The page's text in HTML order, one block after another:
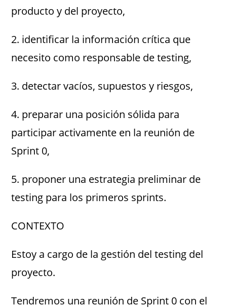
producto y del proyecto,
2. identificar la información crítica que
necesito como responsable de testing,
3. detectar vacíos, supuestos y riesgos,
4. preparar una posición sólida para
participar activamente en la reunión de
Sprint 0,
5. proponer una estrategia preliminar de
testing para los primeros sprints.
CONTEXTO
Estoy a cargo de la gestión del testing del
proyecto.
Tendremos una reunión de Sprint 0 con el